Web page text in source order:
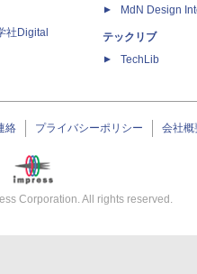
社Digital
MdN Design
テックリブ
TechLib
絡 プライバシーポリシー 会社概
Corporation. All rights reserved.